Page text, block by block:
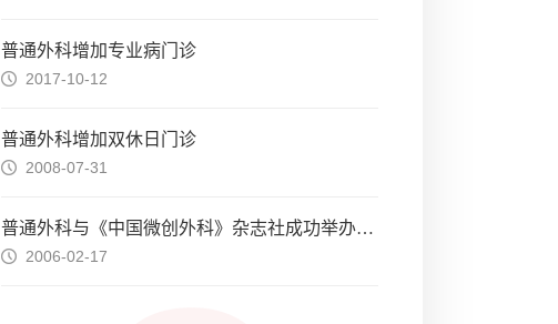
普通外科增加专业病门诊
2017-10-12
普通外科增加双休日门诊
2008-07-31
普通外科与《中国微创外科》杂志社成功举办华北地区腹腔镜结直肠癌手术培训班
2006-02-17